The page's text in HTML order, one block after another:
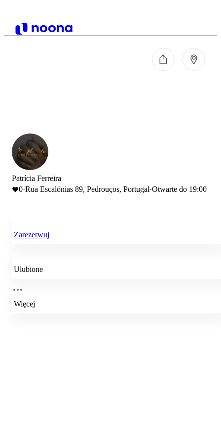
Patrícia Ferreira
0·Rua Escalónias 89, Pedrouços, Portugal·Otwarte do 19:00
Zarezerwuj
Ulubione
Więcej